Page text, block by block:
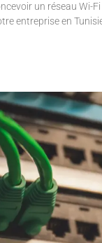
un réseau Wi-
entreprise en